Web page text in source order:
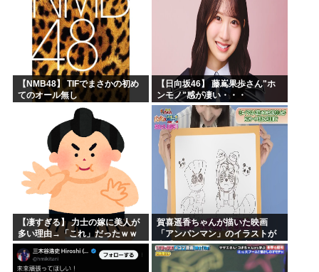
【NMB48】 TIFでまさかの初め
てのオール無し
【日向坂46】 藤嶌果歩さん"ホ
ンモノ"感が凄い・・・
【凄すぎる】 力士の嫁に美人が
多い理由→「これ」だったｗｗ
ｗｗｗｗｗ
賀喜遥香ちゃんが描いた映画
「アンパンマン」のイラストが
上手すぎる！！！【乃木坂46】